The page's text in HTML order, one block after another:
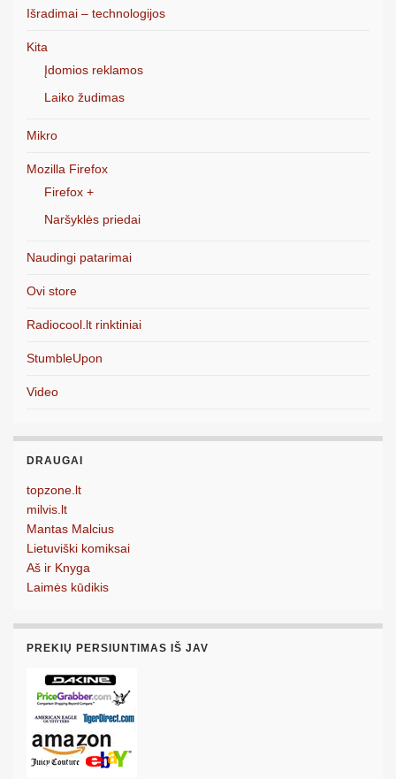
Išradimai – technologijos
Kita
Įdomios reklamos
Laiko žudimas
Mikro
Mozilla Firefox
Firefox +
Naršyklės priedai
Naudingi patarimai
Ovi store
Radiocool.lt rinktiniai
StumbleUpon
Video
DRAUGAI
topzone.lt
milvis.lt
Mantas Malcius
Lietuviški komiksai
Aš ir Knyga
Laimės kūdikis
PREKIŲ PERSIUNTIMAS IŠ JAV